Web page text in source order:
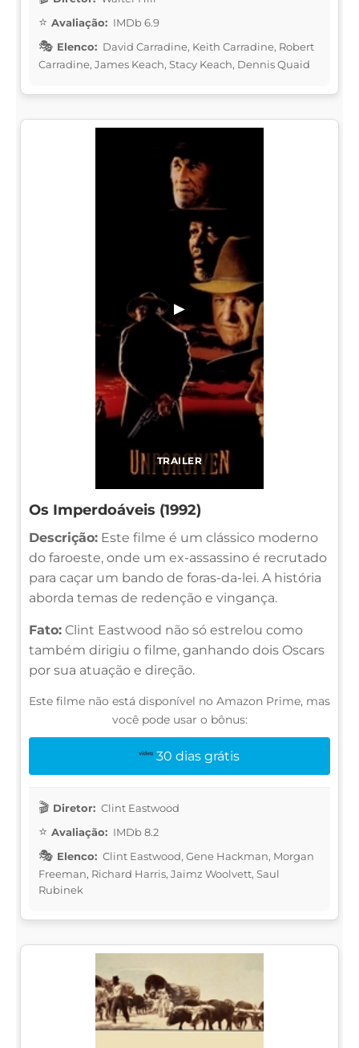
Avaliação: IMDb 6.9
Elenco: David Carradine, Keith Carradine, Robert
Carradine, James Keach, Stacy Keach, Dennis Quaid
TRAILER
▶
Os Imperdoáveis (1992)
Descrição: Este filme é um clássico moderno
do faroeste, onde um ex-assassino é recrutado
para caçar um bando de foras-da-lei. A história
aborda temas de redenção e vingança.
Fato: Clint Eastwood não só estrelou como
também dirigiu o filme, ganhando dois Oscars
por sua atuação e direção.
Este filme não está disponível no Amazon Prime, mas
você pode usar o bônus:
30 dias grátis
Diretor: Clint Eastwood
Avaliação: IMDb 8.2
Elenco: Clint Eastwood, Gene Hackman, Morgan
Freeman, Richard Harris, Jaimz Woolvett, Saul
Rubinek